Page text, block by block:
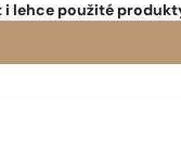
i lehce použité